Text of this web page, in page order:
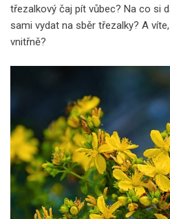
třezalkový čaj pít vůbec? Na co si
sami vydat na sběr třezalky? A
vnitřně?